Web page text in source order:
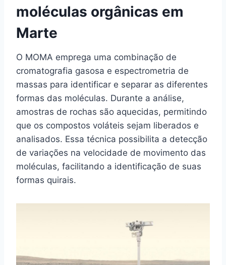
moléculas orgânicas em
Marte
O MOMA emprega uma combinação de
cromatografia gasosa e espectrometria de
massas para identificar e separar as diferentes
formas das moléculas. Durante a análise,
amostras de rochas são aquecidas, permitindo
que os compostos voláteis sejam liberados e
analisados. Essa técnica possibilita a detecção
de variações na velocidade de movimento das
moléculas, facilitando a identificação de suas
formas quirais.